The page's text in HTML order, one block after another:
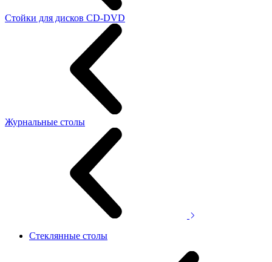
Стойки для дисков CD-DVD
Журнальные столы
Стеклянные столы